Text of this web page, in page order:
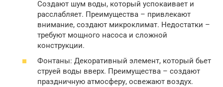
Создают шум воды, который успокаивает и
расслабляет. Преимущества – привлекают
внимание, создают микроклимат. Недостатки –
требуют мощного насоса и сложной
конструкции.
Фонтаны: Декоративный элемент, который бьет
струей воды вверх. Преимущества – создают
праздничную атмосферу, освежают воздух.